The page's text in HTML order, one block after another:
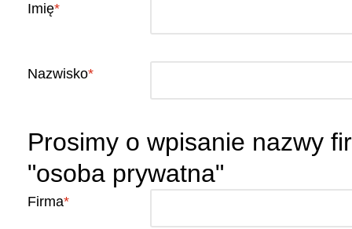
Imię
Nazwisko
Prosimy o wpisanie nazwy
"osoba prywatna"
Firma